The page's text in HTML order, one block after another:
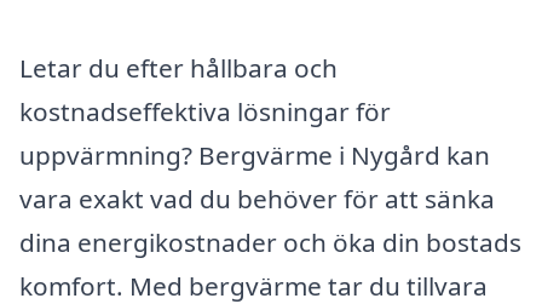
Letar du efter hållbara och
kostnadseffektiva lösningar för
uppvärmning? Bergvärme i Nygård kan
vara exakt vad du behöver för att sänka
dina energikostnader och öka din bostads
komfort. Med bergvärme tar du tillvara